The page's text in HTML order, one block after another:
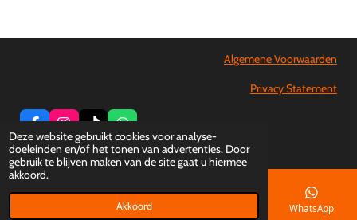
Deze website gebruikt cookies voor analyse-
doeleinden en/of het tonen van advertenties. Door
gebruik te blijven maken van de site gaat u hiermee
akkoord.
Akkoord
Algemene Voorwaarden
Privacy Statement
a
c
e
b
o
n
s
t
g
i
k
T
k
h
a
t
A
p
© 2016 - 2026 Voetbalschool TIC
Telefoonnummer WhatsApp